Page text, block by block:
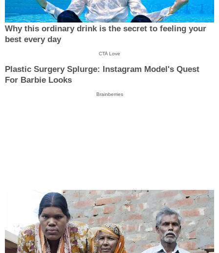
Why this ordinary drink is the secret to feeling your
best every day
CTA Love
Plastic Surgery Splurge: Instagram Model's Quest
For Barbie Looks
Brainberries